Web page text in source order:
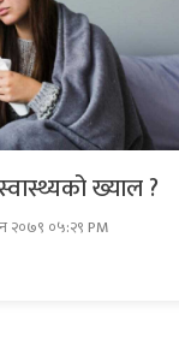
ख्याल ?
२०७९ ०५:२९ PM